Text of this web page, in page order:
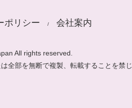
ポリシー 会社案内
All rights reserved.
全部を無断で複製、転載することを禁